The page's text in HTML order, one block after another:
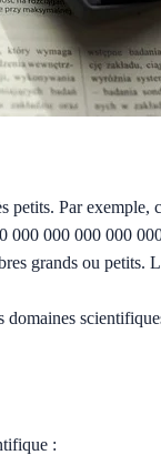
petits. Par exemple,
000 000 000 000
grands ou petits.
: